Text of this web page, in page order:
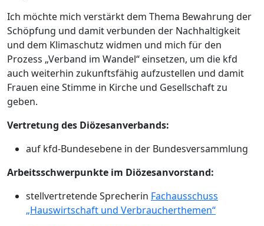
Ich möchte mich verstärkt dem Thema Bewahrung der
Schöpfung und damit verbunden der Nachhaltigkeit
und dem Klimaschutz widmen und mich für den
Prozess „Verband im Wandel“ einsetzen, um die kfd
auch weiterhin zukunftsfähig aufzustellen und damit
Frauen eine Stimme in Kirche und Gesellschaft zu
geben.
Vertretung des Diözesanverbands:
auf kfd-Bundesebene in der Bundesversammlung
Arbeitsschwerpunkte im Diözesanvorstand:
stellvertretende Sprecherin Fachausschuss
„Hauswirtschaft und Verbraucherthemen“